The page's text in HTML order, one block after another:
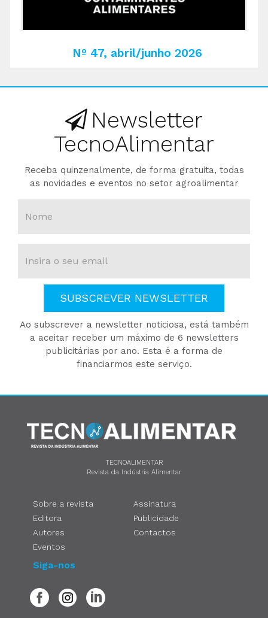
Nº 47, abril/junho 2026
Newsletter
TecnoAlimentar
Receba quinzenalmente, de forma gratuita, todas
as novidades e eventos no setor agroalimentar
SUBSCREVER NEWSLETTER
Ao subscrever a newsletter noticiosa, está também
a aceitar receber um máximo de 6 newsletters
publicitárias por ano. Esta é a forma de
financiarmos este serviço.
TECNOALIMENTAR
Revista da Indústria Alimentar
Sobre a revista
Editora
Autores
Eventos
Assinatura
Publicidade
Contactos
Siga-nos